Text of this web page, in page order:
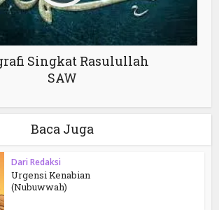
Singkat Rasulullah
SAW
Baca Juga
Dari Redaksi
Urgensi Kenabian
(Nubuwwah)